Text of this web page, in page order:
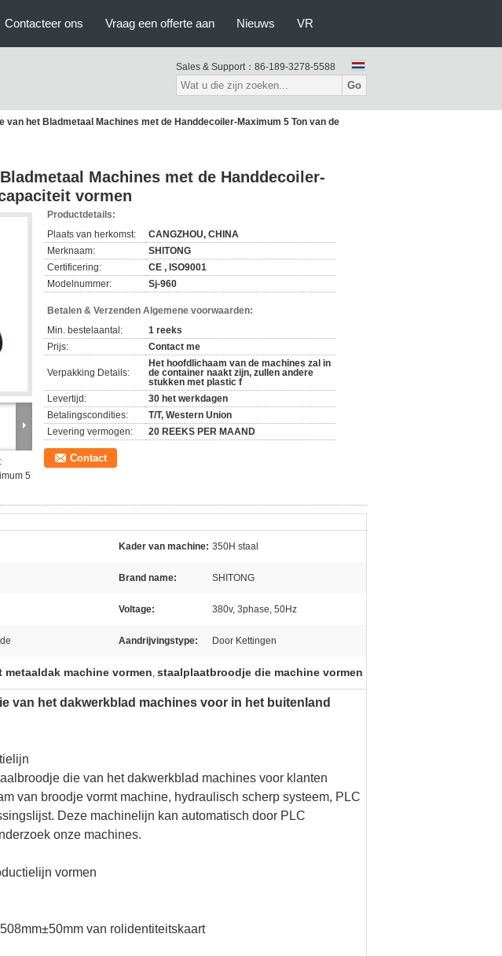
Contacteer ons Vraag een offerte aan Nieuws VR
Sales & Support： 86-189-3278-5588
Go
van het Bladmetaal Machines met de Handdecoiler-Maximum 5 Ton van de
Machines met de Handdecoiler-
vormen
5
Productdetails:
Plaats van herkomst:
CANGZHOU, CHINA
Merknaam:
SHITONG
Certificering:
CE , ISO9001
Modelnummer:
Sj-960
Betalen & Verzenden Algemene voorwaarden:
Min. bestelaantal:
1 reeks
Prijs:
Contact me
Verpakking Details:
Het hoofdlichaam van de machines zal in
de container naakt zijn, zullen andere
stukken met plastic f
Levertijd:
30 het werkdagen
Betalingscondities:
T/T, Western Union
Levering vermogen:
20 REEKS PER MAAND
Contact
Kader van machine: 350H staal
Brand name: SHITONG
Voltage: 380v, 3phase, 50Hz
Aandrijvingstype: Door Kettingen
machine vormen, staalplaatbroodje die machine vormen
van het dakwerkblad machines voor in het buitenland
die van het dakwerkblad machines voor klanten
van broodje vormt machine, hydraulisch scherp systeem, PLC
Deze machinelijn kan automatisch door PLC
onze machines.
vormen
van rolidentiteitskaart